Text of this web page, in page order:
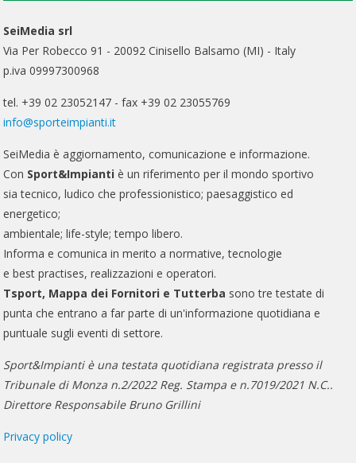
SeiMedia srl
Via Per Robecco 91 - 20092 Cinisello Balsamo (MI) - Italy
p.iva 09997300968
tel. +39 02 23052147 - fax +39 02 23055769
info@sporteimpianti.it
SeiMedia è aggiornamento, comunicazione e informazione.
Con Sport&Impianti è un riferimento per il mondo sportivo
sia tecnico, ludico che professionistico; paesaggistico ed
energetico;
ambientale; life-style; tempo libero.
Informa e comunica in merito a normative, tecnologie
e best practises, realizzazioni e operatori.
Tsport, Mappa dei Fornitori e Tutterba sono tre testate di
punta che entrano a far parte di un'informazione quotidiana e
puntuale sugli eventi di settore.
Sport&Impianti è una testata quotidiana registrata presso il
Tribunale di Monza n.2/2022 Reg. Stampa e n.7019/2021 N.C..
Direttore Responsabile Bruno Grillini
Privacy policy